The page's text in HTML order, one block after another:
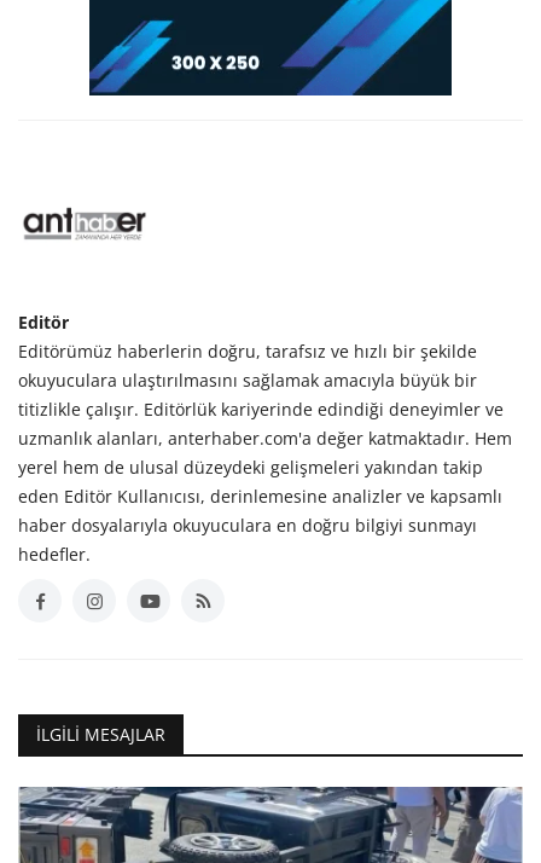
Editör
Editörümüz haberlerin doğru, tarafsız ve hızlı bir şekilde
okuyuculara ulaştırılmasını sağlamak amacıyla büyük bir
titizlikle çalışır. Editörlük kariyerinde edindiği deneyimler ve
uzmanlık alanları, anterhaber.com'a değer katmaktadır. Hem
yerel hem de ulusal düzeydeki gelişmeleri yakından takip
eden Editör Kullanıcısı, derinlemesine analizler ve kapsamlı
haber dosyalarıyla okuyuculara en doğru bilgiyi sunmayı
hedefler.
İLGILI MESAJLAR